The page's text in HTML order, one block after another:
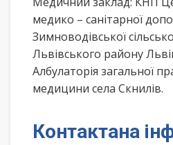
медико – санітарної
Зимноводівської
Львівського району
Албулаторія загальної
медицини села Скнилів.
Контактана